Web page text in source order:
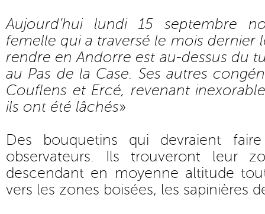
Aujourd’hui lundi 15 septembre
femelle qui a traversé le mois dernier
rendre en Andorre est au-dessus du
au Pas de la Case. Ses autres
Couflens et Ercé, revenant
ils ont été lâchés»
Des bouquetins qui devraient
observateurs. Ils trouveront leur
descendant en moyenne altitude
vers les zones boisées, les sapinières